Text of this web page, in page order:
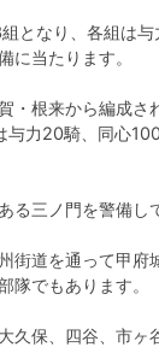
となり、各組は
に当たります。
・根来から編成さ
与力20騎、同心
る三ノ門を警備し
街道を通って甲府
隊でもあります。
久保、四谷、市ヶ